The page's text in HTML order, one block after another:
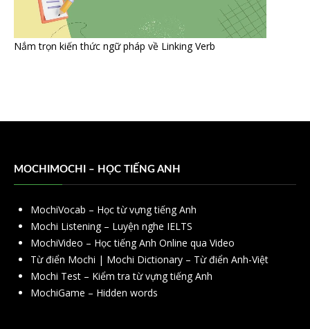
Nắm trọn kiến thức ngữ pháp về Linking Verb
MOCHIMOCHI – HỌC TIẾNG ANH
MochiVocab – Học từ vựng tiếng Anh
Mochi Listening – Luyện nghe IELTS
MochiVideo – Học tiếng Anh Online qua Video
Từ điển Mochi | Mochi Dictionary – Từ điển Anh-Việt
Mochi Test – Kiểm tra từ vựng tiếng Anh
MochiGame – Hidden words